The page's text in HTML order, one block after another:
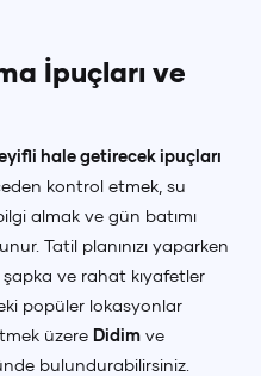
İpuçları ve
hale getirecek ipuçları
kontrol etmek, su
almak ve gün batımı
Tatil planınızı yaparken
şapka ve rahat kıyafetler
popüler lokasyonlar
üzere Didim ve
bulundurabilirsiniz.